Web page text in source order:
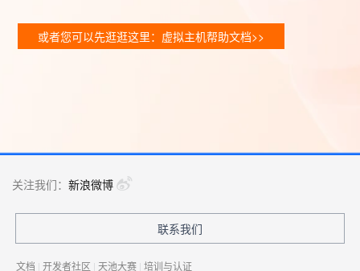
或者您可以先逛逛这里：虚拟主机帮助文档>>